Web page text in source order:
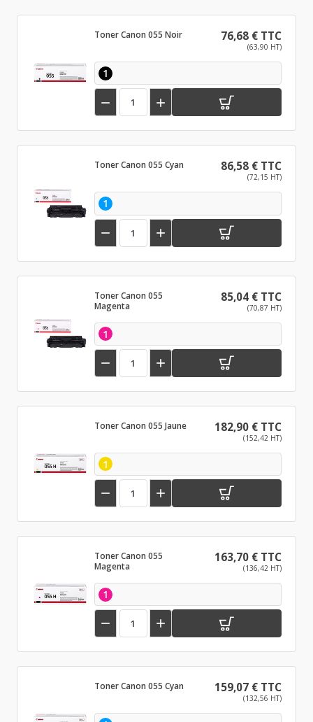
Toner Canon 055 Noir 76,68 € TTC
(63,90 HT)
1
 
Toner Canon 055 Cyan 86,58 € TTC
(72,15 HT)
1
 
Toner Canon 055
Magenta
85,04 € TTC
(70,87 HT)
1
 
Toner Canon 055 Jaune 182,90 € TTC
(152,42 HT)
1
 
Toner Canon 055
Magenta
163,70 € TTC
(136,42 HT)
1
 
Toner Canon 055 Cyan 159,07 € TTC
(132,56 HT)